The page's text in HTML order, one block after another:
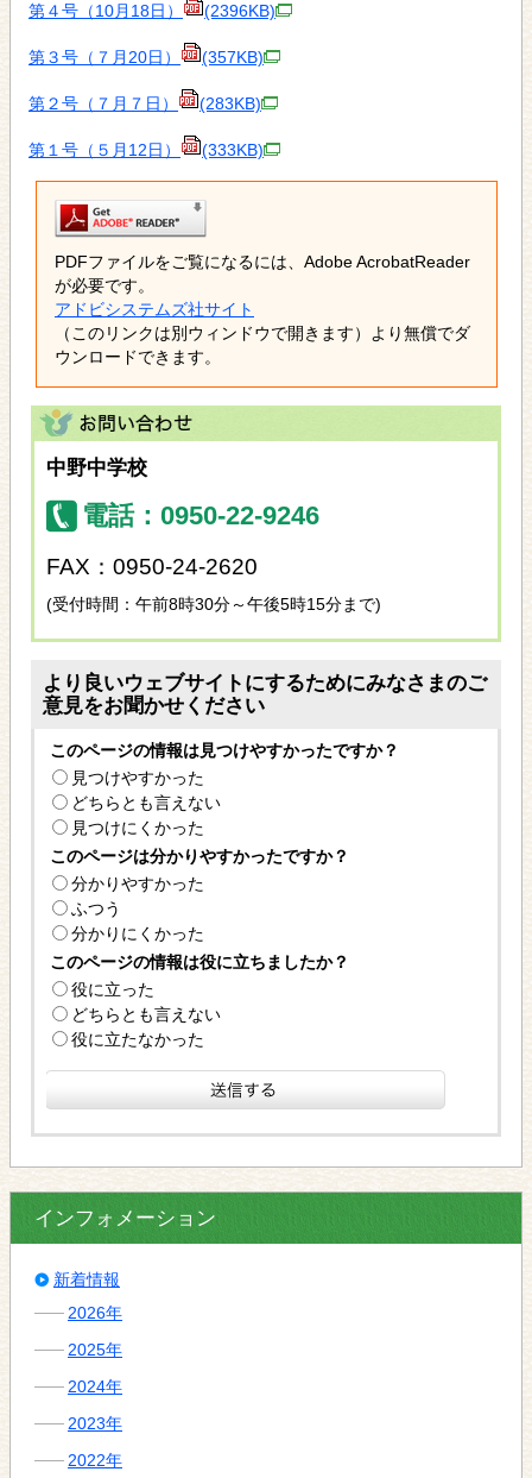
第４号（10月18日） (2396KB)
第３号（７月20日） (357KB)
第２号（７月７日） (283KB)
第１号（５月12日） (333KB)
PDFファイルをご覧になるには、Adobe AcrobatReader
が必要です。
アドビシステムズ社サイト
（このリンクは別ウィンドウで開きます）より無償でダ
ウンロードできます。
中野中学校
電話：0950-22-9246
FAX：0950-24-2620
(受付時間：午前8時30分～午後5時15分まで)
より良いウェブサイトにするためにみなさまのご
意見をお聞かせください
このページの情報は見つけやすかったですか？
見つけやすかった
どちらとも言えない
見つけにくかった
このページは分かりやすかったですか？
分かりやすかった
ふつう
分かりにくかった
このページの情報は役に立ちましたか？
役に立った
どちらとも言えない
役に立たなかった
インフォメーション
新着情報
2026年
2025年
2024年
2023年
2022年